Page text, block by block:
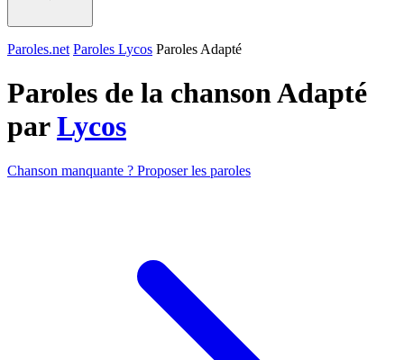
Paroles.net Paroles Lycos Paroles Adapté
Paroles de la chanson Adapté
parLycos
Chanson manquante ? Proposer les paroles